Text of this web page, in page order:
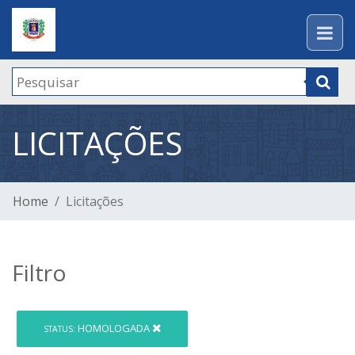
LICITAÇÕES
Home Licitações
Filtro
STATUS: HOMOLOGADA